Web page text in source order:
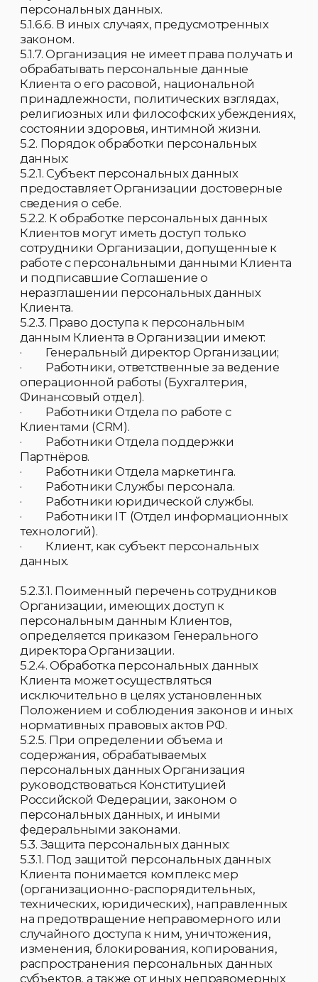
регулирующих обработку и защиту
персональных данных Клиента, с данными
актами также производится ознакомление
· Истребование с сотрудника (за
исключением Генерального директора)
письменного обязательства о соблюдении
конфиденциальности персональных
данных Клиентов и соблюдении правил их
обработки в соответствии с внутренними
локальными актами Организации,
регулирующих вопросы обеспечения
безопасности конфиденциальной
5.3.8. Сотрудник Организации, имеющий
доступ к персональным данным Клиентов в
связи с исполнением трудовых
обязанностей:
· Обеспечивает хранение информации,
содержащей персональные данные
Клиента, исключающее доступ к ним третьих
лиц.
· В отсутствие сотрудника на его рабочем
месте не должно быть документов,
содержащих персональные данные
Клиентов.
· При уходе в отпуск, во время служебной
командировки и в иных случаях
длительного отсутствия сотрудника на
своем рабочем месте, он обязан передать
документы и иные носители, содержащие
персональные данные Клиентов лицу, на
которое локальным актом Общества
(приказом, распоряжением) будет
возложено исполнение его трудовых
обязанностей.
· В случае если такое лицо не назначено,
то документы и иные носители, содержащие
персональные данные Клиентов,
передаются другому сотруднику, имеющему
доступ к персональным данным Клиентов
по указанию Генерального директора
Организации.
· При увольнении сотрудника, имеющего
доступ к персональным данным Клиентов,
документы и иные носители, содержащие
персональные данные Клиентов,
передаются другому сотруднику, имеющему
доступ к персональным данным Клиентов
по указанию Генерального директора.
· В целях выполнения порученного
задания и на основании служебной записки
· резолюцией Генерального директора,
доступ к персональным данным Клиента
может быть предоставлен иному
сотруднику. Допуск к персональным
данным Клиента других сотрудников
Организации, не имеющих надлежащим
образом оформленного доступа,
запрещается.
5.3.9. Менеджер Службы персонала
обеспечивает:
· Ознакомление сотрудников под
роспись с настоящим Положением.
· Истребование с сотрудников
письменного обязательства о соблюдении
конфиденциальности персональных
данных Клиента (Соглашение о
неразглашении) и соблюдении правил их
обработки.
· Общий контроль за соблюдением
сотрудниками мер по защите персональных
данных Клиента.
5.3.10. Защита персональных данных
Клиентов, хранящихся в электронных базах
данных Организации, от
несанкционированного доступа, искажения
и уничтожения информации, а также от
иных неправомерных действий,
администратором.
5.4. Хранение персональных данных:
5.4.1. Персональные данные Клиентов на
бумажных носителях хранятся в сейфах.
5.4.2. Персональные данные Клиентов в
электронном виде хранятся в локальной
компьютерной сети Организации, в